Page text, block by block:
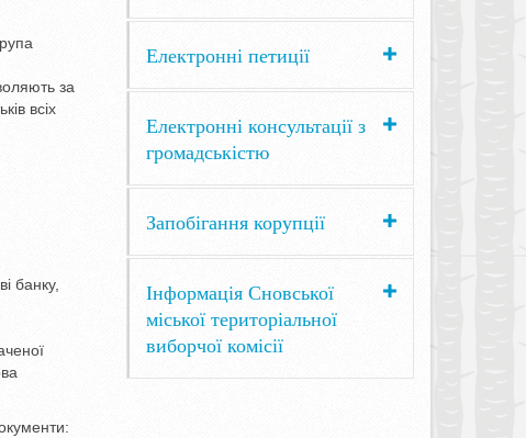
за
всіх
банку,
Електронні петиції
Електронні консультації з
громадськістю
Запобігання корупції
Інформація Сновської
міської територіальної
виборчої комісії